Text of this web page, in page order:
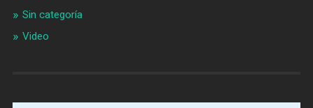
Sin categoría
Video